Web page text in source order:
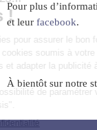
Pour plus
et leur facebook.
À bientôt sur notre